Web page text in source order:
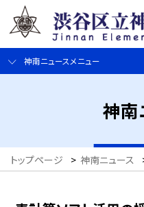
神南ニュースメニュー
神南
トップページ > 神南ニュース